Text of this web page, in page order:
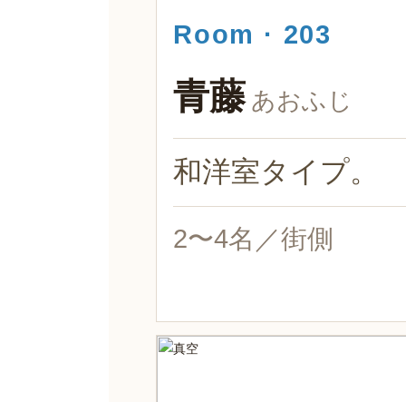
Room · 203
青藤 あおふじ
和洋室タイプ。
2〜4名／街側